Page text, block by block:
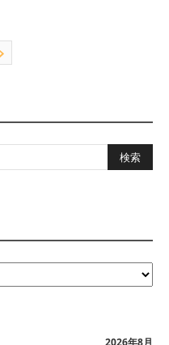
2026年8月